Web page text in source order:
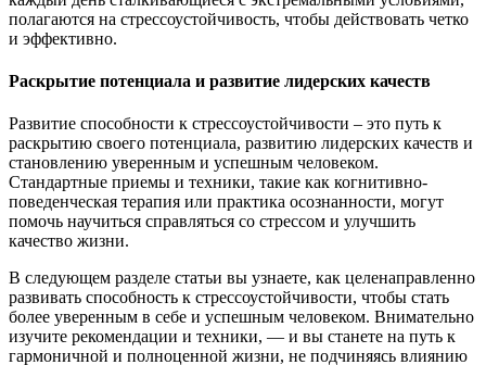
полагаются на стрессоустойчивость, чтобы действовать четко
и эффективно.
Раскрытие потенциала и развитие лидерских качеств
Развитие способности к стрессоустойчивости – это путь к
раскрытию своего потенциала, развитию лидерских качеств и
становлению уверенным и успешным человеком.
Стандартные приемы и техники, такие как когнитивно-
поведенческая терапия или практика осознанности, могут
помочь научиться справляться со стрессом и улучшить
качество жизни.
В следующем разделе статьи вы узнаете, как целенаправленно
развивать способность к стрессоустойчивости, чтобы стать
более уверенным в себе и успешным человеком. Внимательно
изучите рекомендации и техники, — и вы станете на путь к
гармоничной и полноценной жизни, не подчиняясь влиянию